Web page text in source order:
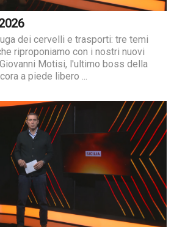
dei cervelli e trasporti: tre temi
riproponiamo con i nostri nuovi
Motisi, l'ultimo boss della
a piede libero ...